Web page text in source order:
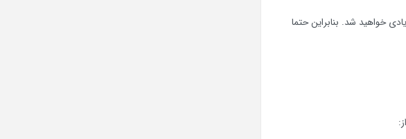
خواهید شد. بنابراین حتما